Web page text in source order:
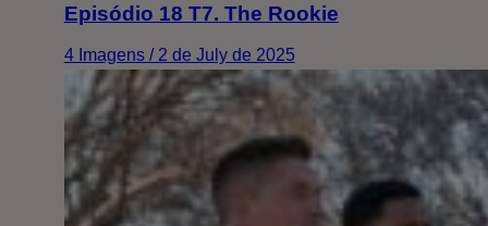
Episódio 18 T7. The Rookie
4 Imagens / 2 de July de 2025